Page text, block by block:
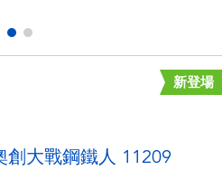
新登場
創大戰鋼鐵人 11209